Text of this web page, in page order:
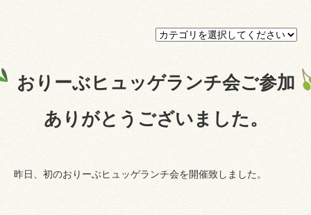
認証ページ
おりーぶヒュッゲランチ会ご参加
ありがとうございました。
昨日、初のおりーぶヒュッゲランチ会を開催致しました。